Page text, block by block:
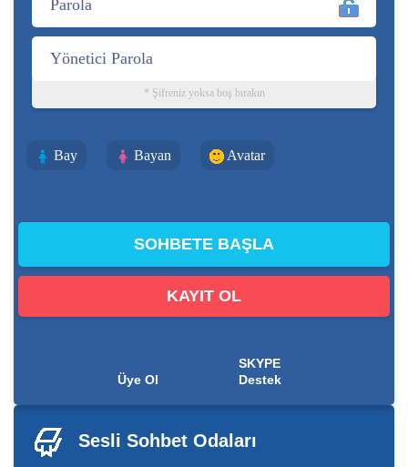
* Şifreniz yoksa boş bırakın
Bay Bayan Avatar
KAYIT OL
Üye Ol
SKYPE
Destek
Sesli Sohbet Odaları